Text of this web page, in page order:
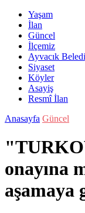
Yaşam
İlan
Güncel
İlçemiz
Ayvacık
Siyaset
Köyler
Asayiş
Resmî İlan
Anasayfa Güncel
onayına
aşamaya